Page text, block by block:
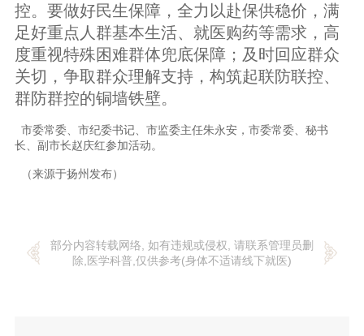
控。要做好民生保障，全力以赴保供稳价，满
足好重点人群基本生活、就医购药等需求，高
度重视特殊困难群体兜底保障；及时回应群众
关切，争取群众理解支持，构筑起联防联控、
群防群控的铜墙铁壁。
市委常委、市纪委书记、市监委主任朱永安，市委常委、秘书
长、副市长赵庆红参加活动。
（来源于扬州发布）
部分内容转载网络, 如有违规或侵权, 请联系管理员删
除,医学科普,仅供参考(身体不适请线下就医)